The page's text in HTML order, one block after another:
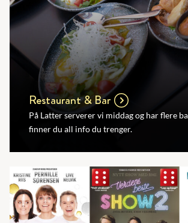
Restaurant & Bar
På Latter serverer vi middag og har flere
finner du all info du trenger.